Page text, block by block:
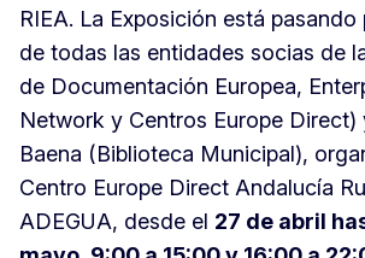
RIEA. La Exposición está pasando
de todas las entidades socias de
de Documentación Europea,
Network y Centros Europe Direct)
Baena (Biblioteca Municipal),
Centro Europe Direct Andalucía
ADEGUA, desde el 27 de abril